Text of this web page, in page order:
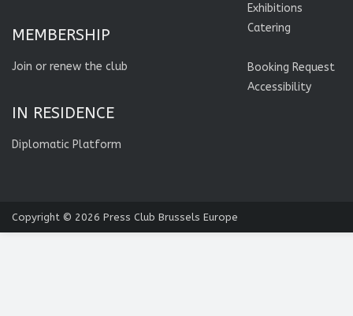
MEMBERSHIP
Join or renew the club
IN RESIDENCE
Diplomatic Platform
Exhibitions
Catering
Booking Request
Accessibility
Copyright © 2026 Press Club Brussels Europe